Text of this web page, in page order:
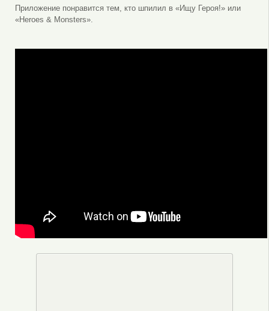
Приложение понравится тем, кто шпилил в «Ищу Героя!» или
«Heroes & Monsters».